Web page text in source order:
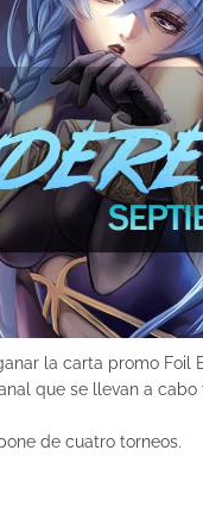
la carta promo Foil
que se llevan a
de cuatro torneos.